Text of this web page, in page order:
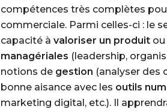
compétences très complètes
commerciale. Parmi celles-ci : le
capacité à valoriser un produit ou
managériales (leadership,
notions de gestion (analyser des
bonne aisance avec les outils
marketing digital, etc.). Il